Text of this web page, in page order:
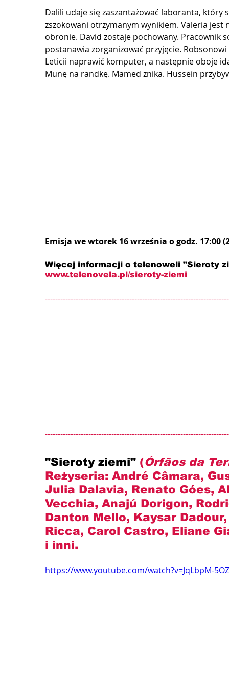
Dalili udaje się zaszantażować laboranta, który
zszokowani otrzymanym wynikiem. Valeria
obronie. David zostaje pochowany. Pracownik
postanawia zorganizować przyjęcie.
Leticii naprawić komputer, a następnie oboje
Munę na randkę. Mamed znika. Hussein
Emisja we wtorek 16 września o godz. 17:00
Więcej informacji o telenoweli "Sieroty
www.telenovela.pl/sieroty-ziemi
"Sieroty ziemi" (Órfãos da
Reżyseria: André Câmara,
Julia Dalavia, Renato Góes,
Vecchia, Anajú Dorigon,
Danton Mello, Kaysar
Ricca, Carol Castro, Eliane
i inni.
https://www.youtube.com/watch?v=JqLbpM-